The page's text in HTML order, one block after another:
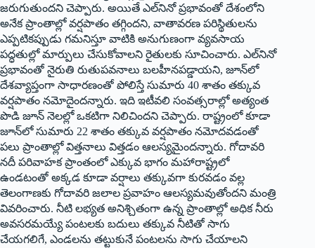
జరుగుతుందని చెప్పారు. అయితే ఎల్‌నినో ప్రభావంతో దేశంలోని
అనేక ప్రాంతాల్లో వర్షపాతం తగ్గిందని, వాతావరణ పరిస్థితులను
ఎప్పటికప్పుడు గమనిస్తూ వాటికి అనుగుణంగా వ్యవసాయ
పద్ధతుల్లో మార్పులు చేసుకోవాలని రైతులకు సూచించారు. ఎల్‌నినో
ప్రభావంతో నైరుతి రుతుపవనాలు బలహీనపడ్డాయని, జూన్‌లో
దేశవ్యాప్తంగా సాధారణంతో పోలిస్తే సుమారు 40 శాతం తక్కువ
వర్షపాతం నమోదైందన్నారు. ఇది ఇటీవలి సంవత్సరాల్లో అత్యంత
పొడి జూన్ నెలల్లో ఒకటిగా నిలిచిందని చెప్పారు. రాష్ట్రంలో కూడా
జూన్‌లో సుమారు 22 శాతం తక్కువ వర్షపాతం నమోదవడంతో
పలు ప్రాంతాల్లో విత్తనాలు విత్తడం ఆలస్యమైందన్నారు. గోదావరి
నదీ పరివాహక ప్రాంతంలో ఎక్కువ భాగం మహారాష్ట్రలో
ఉండటంతో అక్కడ కూడా వర్షాలు తక్కువగా కురవడం వల్ల
తెలంగాణకు గోదావరి జలాల ప్రవాహం ఆలస్యమవుతోందని మంత్రి
వివరించారు. నీటి లభ్యత అనిశ్చితంగా ఉన్న ప్రాంతాల్లో అధిక నీరు
అవసరమయ్యే పంటలకు బదులు తక్కువ నీటితో సాగు
చేయగలిగే, ఎండలను తట్టుకునే పంటలను సాగు చేయాలని